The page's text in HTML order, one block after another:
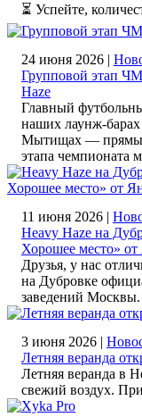
⏳ Успейте,
24 июня 2026 |
Групповой этап
Haze
Главный
наших лаунж-
Мытищах — прямые
этапа чемпионата
11 июня 2026 |
Heavy Haze на
Хорошее место» от
Друзья, у нас
на Дубровке
заведений Москвы.
3 июня 2026 |
Летняя веранда
Летняя веранда в
свежий воздух.